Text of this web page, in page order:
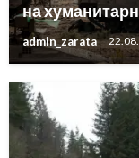
на
admin_zarata